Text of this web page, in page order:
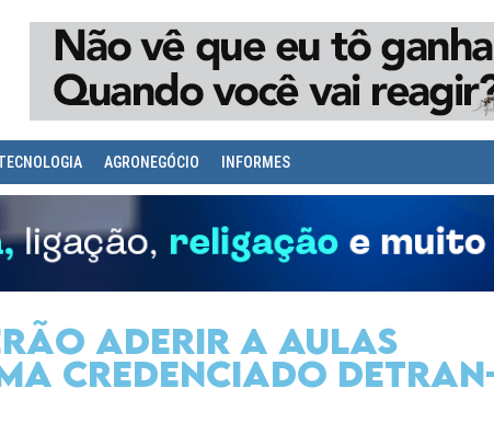
AGRONEGÓCIO INFORMES
aderir a aulas
credenciado